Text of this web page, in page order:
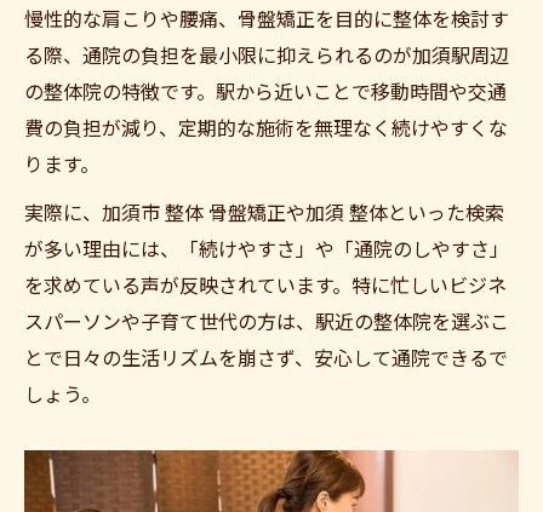
慢性的な肩こりや腰痛、骨盤矯正を目的に整体を検討す
る際、通院の負担を最小限に抑えられるのが加須駅周辺
の整体院の特徴です。駅から近いことで移動時間や交通
費の負担が減り、定期的な施術を無理なく続けやすくな
ります。
実際に、加須市 整体 骨盤矯正や加須 整体といった検索
が多い理由には、「続けやすさ」や「通院のしやすさ」
を求めている声が反映されています。特に忙しいビジネ
スパーソンや子育て世代の方は、駅近の整体院を選ぶこ
とで日々の生活リズムを崩さず、安心して通院できるで
しょう。